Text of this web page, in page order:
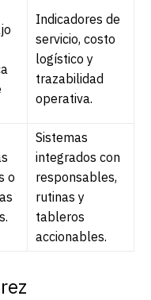
Indicadores de
servicio, costo
logístico y
trazabilidad
operativa.
o
Sistemas
integrados con
responsables,
rutinas y
tableros
accionables.